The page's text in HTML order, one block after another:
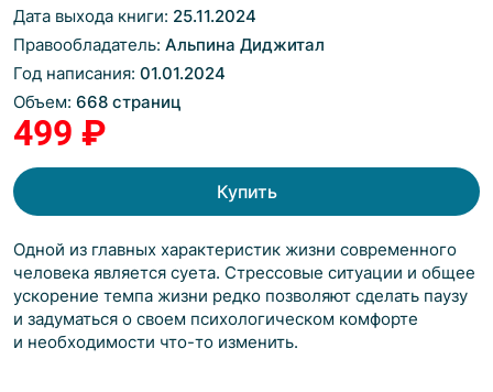
Дата выхода книги: 25.11.2024
Правообладатель: Альпина Диджитал
Год написания: 01.01.2024
Объем: 668 страниц
499 ₽
Купить
Одной из главных характеристик жизни современного
человека является суета. Стрессовые ситуации и общее
ускорение темпа жизни редко позволяют сделать паузу
и задуматься о своем психологическом комфорте
и необходимости что-то изменить.